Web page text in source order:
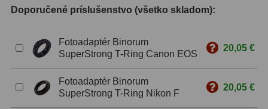
ED a Flat Field12
Ostatné 30
Doporučené príslušenstvo (všetko skladom):
Fotoadaptér Binorum
SuperStrong T-Ring Canon EOS
20,05 €
Fotoadaptér Binorum
SuperStrong T-Ring Nikon F
20,05 €